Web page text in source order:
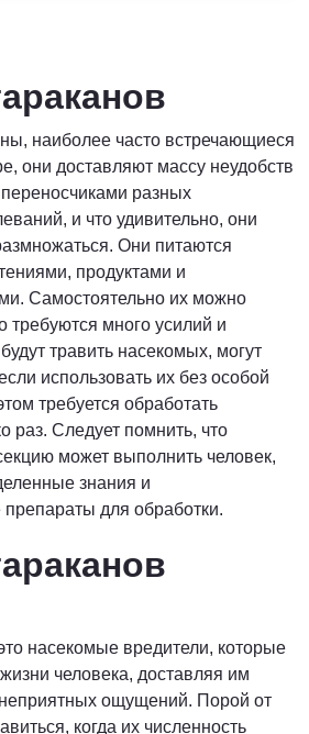
наиболее часто встречающиеся
они доставляют массу неудобств
разных
и что удивительно, они
Они питаются
продуктами и
Самостоятельно их можно
требуются много усилий и
травить насекомых, могут
использовать их без особой
требуется обработать
раз. Следует помнить, что
может выполнить человек,
знания и
для обработки.
насекомые вредители, которые
человека, доставляя им
ощущений. Порой от
когда их численность